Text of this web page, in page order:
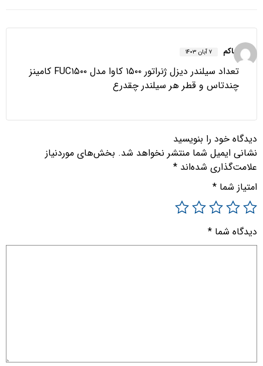
حاکم ۷ آبان ۱۴۰۳
تعداد سیلندر دیزل ژنراتور ۱۵۰۰ کاوا مدل FUC۱۵۰۰ کامینز
چندتاس و قطر هر سیلندر چقدرع
دیدگاه خود را بنویسید
نشانی ایمیل شما منتشر نخواهد شد. بخش‌های موردنیاز
علامت‌گذاری شده‌اند *
امتیاز شما *
دیدگاه شما *